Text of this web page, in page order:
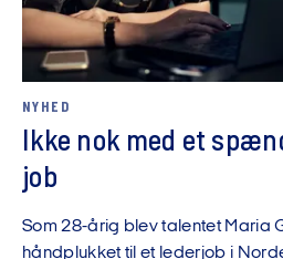
NYHED
Ikke nok med et
job
Som 28-årig blev talentet Maria
håndplukket til et lederjob i